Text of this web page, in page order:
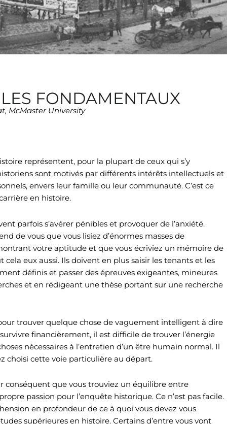
FONDAMENTAUX
McMaster University
représentent, pour la plupart de ceux qui s’y
sont motivés par différents intérêts intellectuels et
envers leur famille ou leur communauté. C’est ce
en histoire.
parfois s’avérer pénibles et provoquer de l’anxiété.
de vous que vous lisiez d’énormes masses de
votre aptitude et que vous écriviez un mémoire de
eux aussi. Ils doivent en plus saisir les tenants et les
définis et passer des épreuves exigeantes, mineures
et en rédigeant une thèse portant sur une recherche
trouver quelque chose de vaguement intelligent à dire
financièrement, il est difficile de trouver l’énergie
nécessaires à l’entretien d’un être humain normal. Il
choisi cette voie particulière au départ.
conséquent que vous trouviez un équilibre entre
passion pour l’enquête historique. Ce n’est pas facile.
en profondeur de ce à quoi vous devez vous
supérieures en histoire. Certains d’entre vous vont